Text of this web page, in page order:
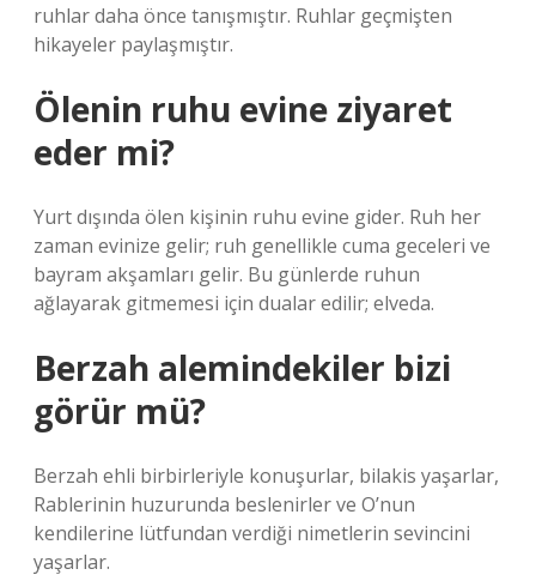
ruhlar daha önce tanışmıştır. Ruhlar geçmişten
hikayeler paylaşmıştır.
Ölenin ruhu evine ziyaret
eder mi?
Yurt dışında ölen kişinin ruhu evine gider. Ruh her
zaman evinize gelir; ruh genellikle cuma geceleri ve
bayram akşamları gelir. Bu günlerde ruhun
ağlayarak gitmemesi için dualar edilir; elveda.
Berzah alemindekiler bizi
görür mü?
Berzah ehli birbirleriyle konuşurlar, bilakis yaşarlar,
Rablerinin huzurunda beslenirler ve O’nun
kendilerine lütfundan verdiği nimetlerin sevincini
yaşarlar.